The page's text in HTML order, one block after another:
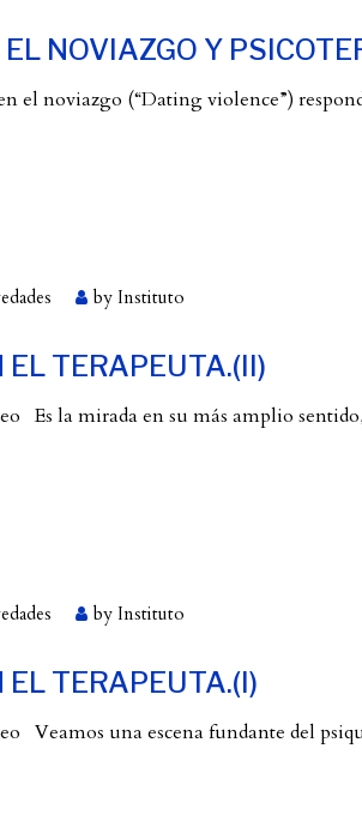
NOVIAZGO Y
el noviazgo (“Dating violence”)
by Instituto
TERAPEUTA.(II)
Es la mirada en su más amplio
by Instituto
TERAPEUTA.(I)
Veamos una escena fundante del